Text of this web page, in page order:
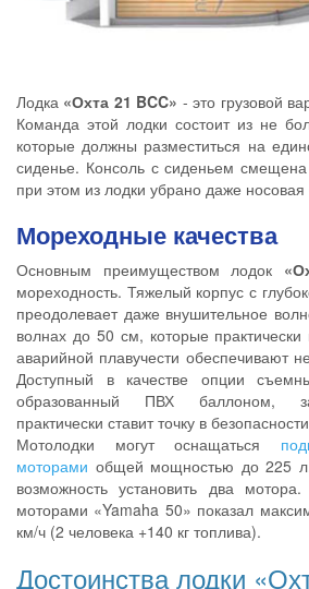
Лодка «Охта 21 BCC» - это грузовой
Команда этой лодки состоит из не
которые должны разместиться на
сиденье. Консоль с сиденьем
при этом из лодки убрано даже носовая
Мореходные качества
Основным преимуществом лодок
мореходность. Тяжелый корпус с
преодолевает даже внушительное
волнах до 50 см, которые
аварийной плавучести обеспечивают
Доступный в качестве опции
образованный ПВХ баллоном,
практически ставит точку в
Мотолодки могут оснащаться
моторами общей мощностью до 225
возможность установить два
моторами «Yamaha 50» показал
км/ч (2 человека +140 кг топлива).
Достоинства лодки